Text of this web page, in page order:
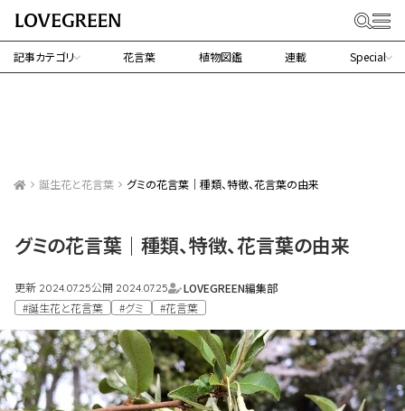
記事カテゴリ 花言葉 植物図鑑 連載 Special
誕生花と花言葉 グミの花言葉｜種類、特徴、花言葉の由来
グミの花言葉｜種類、特徴、花言葉の由来
更新 2024.07.25公開 2024.07.25
LOVEGREEN編集部
#誕生花と花言葉
#グミ #花言葉